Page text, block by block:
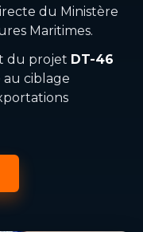
du Ministère
Maritimes.
du projet DT-46
ciblage